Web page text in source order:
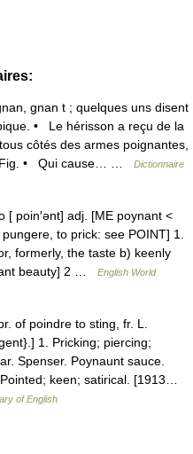
gnan t ; quelques uns disent
• Le hérisson a reçu de la
côtés des armes poignantes,
Fig. • Qui cause… …
Dictionnaire
[ poin′ənt] adj. [ME poynant <
to prick: see POINT] 1.
formerly, the taste b) keenly
beauty] 2 …
English World
of poindre to sting, fr. L.
1. Pricking; piercing;
Spenser. Poynaunt sauce.
keen; satirical. [1913…
of English